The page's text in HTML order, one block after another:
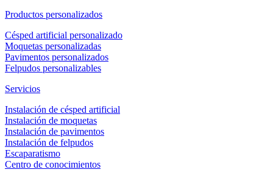
Productos personalizados
Césped artificial personalizado
Moquetas personalizadas
Pavimentos personalizados
Felpudos personalizables
Servicios
Instalación de césped artificial
Instalación de moquetas
Instalación de pavimentos
Instalación de felpudos
Escaparatismo
Centro de conocimientos